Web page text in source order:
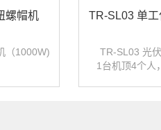
螺帽机
（1000W)
TR-SL03 单
TR-SL03 光
1台机顶4个人